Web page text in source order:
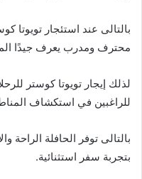
بالتالى عند استئجار تويوتا
محترف ومدرب يعرف جيدًا
لذلك إيجار تويوتا كوستر
للراغبين في استكشاف
بالتالى توفر الحافلة الراحة
بتجربة سفر استثنائية.